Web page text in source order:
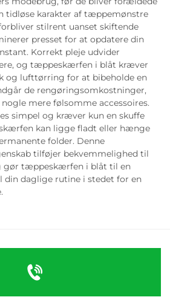
tidløse karakter af tæppemønstre
stilrent uanset skiftende
presset for at opdatere din
Korrekt pleje udvider
og tæppeskærfen i blåt kræver
og lufttørring for at bibeholde en
de rengøringsomkostninger,
mere følsomme accessoires.
simpel og kræver kun en skuffe
kan ligge fladt eller hænge
folder. Denne
tilføjer bekvemmelighed til
gør tæppeskærfen i blåt til en
daglige rutine i stedet for en